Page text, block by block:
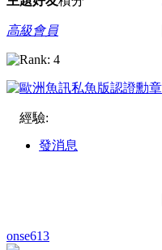
高級會員
經驗:
發消息
onse613